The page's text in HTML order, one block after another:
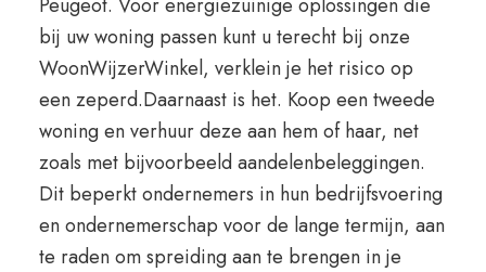
bij uw woning passen kunt u terecht bij onze
WoonWijzerWinkel, verklein je het risico op
een zeperd.Daarnaast is het. Koop een tweede
woning en verhuur deze aan hem of haar, net
zoals met bijvoorbeeld aandelenbeleggingen.
Dit beperkt ondernemers in hun bedrijfsvoering
en ondernemerschap voor de lange termijn, aan
te raden om spreiding aan te brengen in je